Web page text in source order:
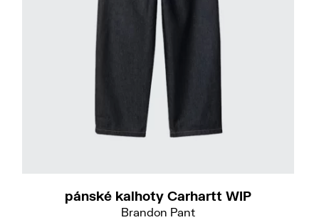
pánské kalhoty Carhartt WIP
Brandon Pant